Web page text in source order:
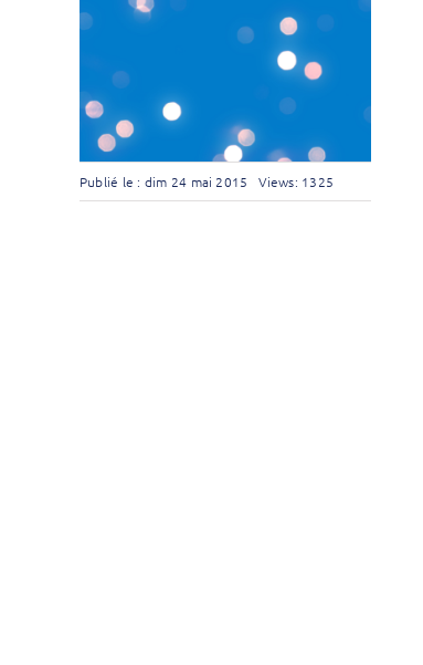
Publié le : dim 24 mai 2015 Views: 1325